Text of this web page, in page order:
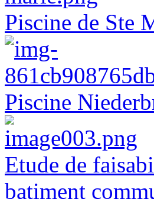
Piscine de Ste
Piscine
Etude de
batiment